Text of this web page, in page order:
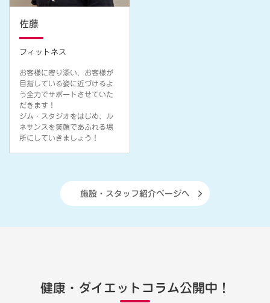
佐藤
フィットネス
お客様に寄り添い、お客様が
目指している姿に近づけるよ
う全力でサポートさせていた
だきます！
ジム・スタジオをはじめ、ル
ネサンスを笑顔であふれる場
所にしていきましょう！
施設・スタッフ紹介ページへ
健康・ダイエットコラム公開中！